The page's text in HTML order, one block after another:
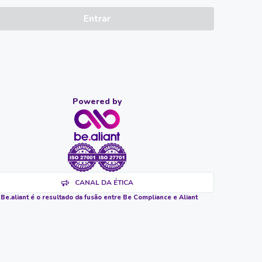
Entrar
Powered by
CANAL DA ÉTICA
é o resultado da fusão entre Be Compliance e Aliant